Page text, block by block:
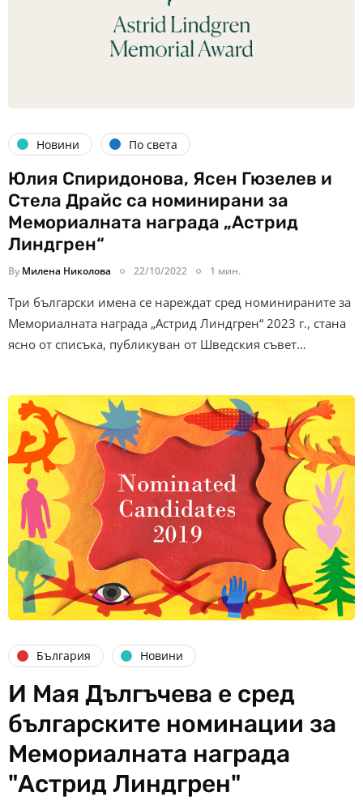
Новини По света
Юлия Спиридонова, Ясен Гюзелев и
Стела Драйс са номинирани за
Мемориалната награда „Астрид
Линдгрен“
By Милена Николова 22/10/2022 1 мин.
Три български имена се нареждат сред номинираните за
Мемориалната награда „Астрид Линдгрен“ 2023 г., стана
ясно от списъка, публикуван от Шведския съвет…
България Новини
И Мая Дългъчева е сред
българските номинации за
Мемориалната награда
"Астрид Линдгрен"